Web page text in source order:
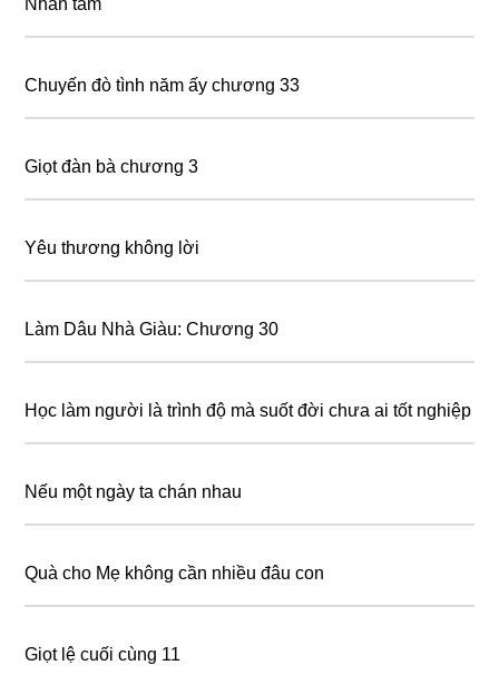
Nhân tâm
Chuyến đò tình năm ấy chương 33
Giọt đàn bà chương 3
Yêu thương không lời
Làm Dâu Nhà Giàu: Chương 30
Học làm người là trình độ mà suốt đời chưa ai tốt nghiệp
Nếu một ngày ta chán nhau
Quà cho Mẹ không cần nhiều đâu con
Giọt lệ cuối cùng 11